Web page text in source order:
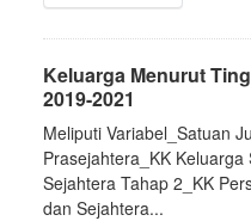
Keluarga Menurut
2019-2021
Meliputi Variabel_Satuan
Prasejahtera_KK
Sejahtera Tahap 2_KK
dan Sejahtera...